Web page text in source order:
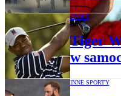
SPORT
Tiger
w
INNE SPORTY